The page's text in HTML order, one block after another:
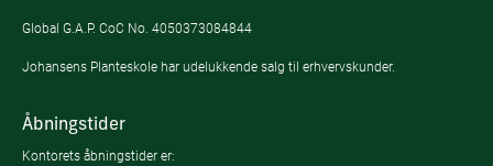
Global G.A.P. CoC No. 4050373084844
Johansens Planteskole har udelukkende salg til erhvervskunder.
Åbningstider
Kontorets åbningstider er: